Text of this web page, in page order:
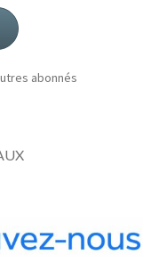
abonnés